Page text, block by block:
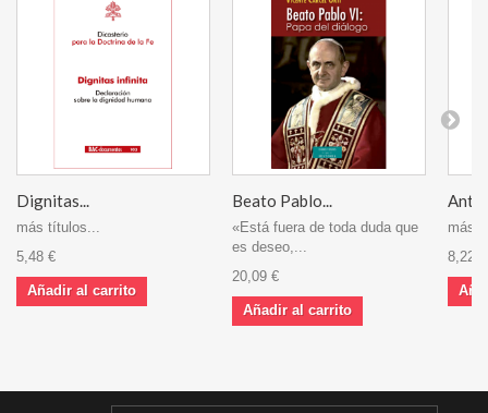
Dignitas...
más títulos...
5,48 €
Añadir al carrito
Beato Pablo...
«Está fuera de toda duda que
es deseo,...
20,09 €
Añadir al carrito
más
8,22 €